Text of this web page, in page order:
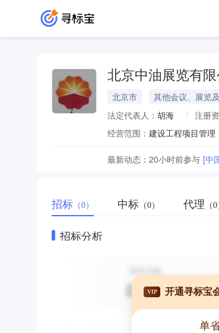
北京中油展览有限
北京市 其他会议、展览
法定代表人： 胡海 注册
经营范围：
最新动态： 20小时前参与 [中
招标 （0） 中标 （0） 代理 （0
招标分析
VIP 开通寻标宝
单